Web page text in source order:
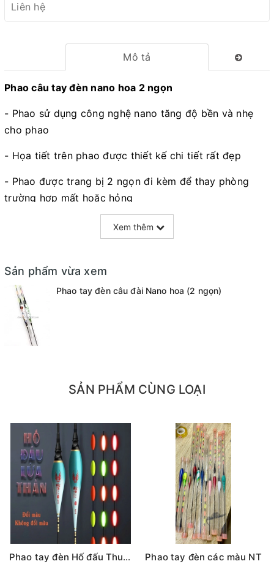
Liên hệ
Mô tả
Phao câu tay đèn nano hoa 2 ngọn
- Phao sử dụng công nghệ nano tăng độ bền và nhẹ
cho phao
- Họa tiết trên phao được thiết kế chi tiết rất đẹp
- Phao được trang bị 2 ngọn đi kèm để thay phòng
trường hợp mất hoặc hỏng
- Chiều dài : 50cm - Ngang : 1.5cm
Xem thêm
Sản phẩm vừa xem
Phao tay đèn câu đài Nano hoa (2 ngọn)
SẢN PHẨM CÙNG LOẠI
Phao tay đèn Hố đấu Thuỷ thần(7 nấc) Phao tay đèn các màu NT